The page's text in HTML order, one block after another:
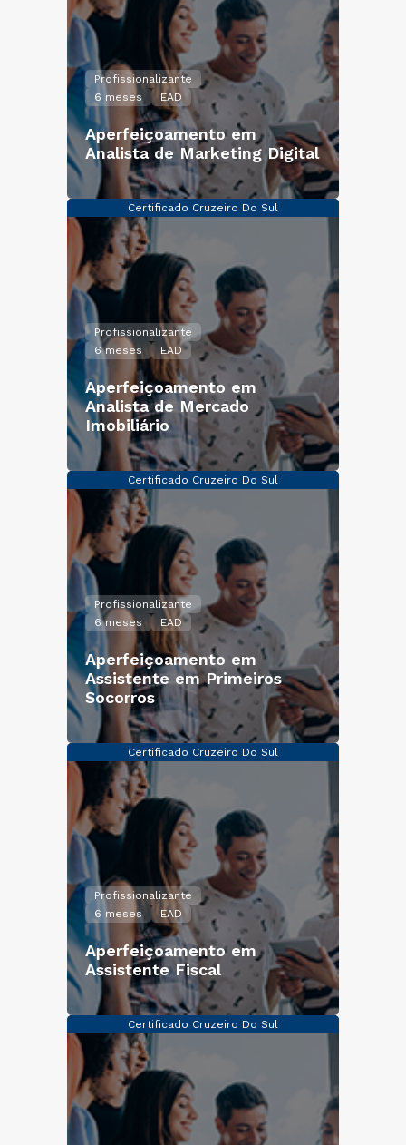
Profissionalizante
6 meses
EAD
Aperfeiçoamento em
Analista de Marketing Digital
Certificado Cruzeiro Do Sul
Profissionalizante
6 meses
EAD
Aperfeiçoamento em
Analista de Mercado
Imobiliário
Certificado Cruzeiro Do Sul
Profissionalizante
6 meses
EAD
Aperfeiçoamento em
Assistente em Primeiros
Socorros
Certificado Cruzeiro Do Sul
Profissionalizante
6 meses
EAD
Aperfeiçoamento em
Assistente Fiscal
Certificado Cruzeiro Do Sul